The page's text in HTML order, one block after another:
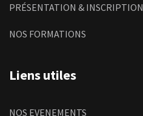
PRÉSENTATION & INSCRIPTION
NOS FORMATIONS
Liens utiles
NOS EVENEMENTS